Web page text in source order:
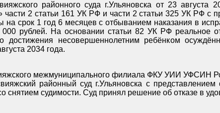
районного суда г.Ульяновска от 23 августа
части 2 статьи 161 УК РФ и части 2 статьи 325 УК РФ с
срок 1 год 6 месяцев с отбыванием наказания в
рублей. На основании статьи 82 УК РФ реальное
достижения несовершеннолетним ребёнком
2034 года.
межмуниципального филиала ФКУ УИИ УФСИН
районный суд г.Ульяновска с
снятием судимости. Суд принял решение об отказе в